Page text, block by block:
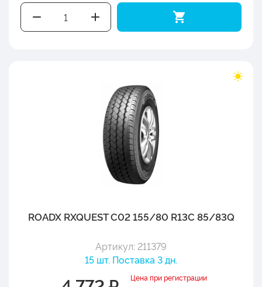
ROADX RXQUEST C02 155/80 R13C 85/83Q
Артикул: 211379
15 шт. Поставка 3 дн.
Цена при регистрации